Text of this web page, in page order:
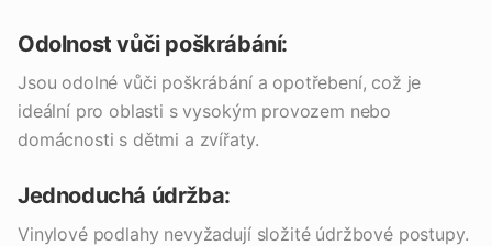
Odolnost vůči poškrábání:
Jsou odolné vůči poškrábání a opotřebení, což je
ideální pro oblasti s vysokým provozem nebo
domácnosti s dětmi a zvířaty.
Jednoduchá údržba:
Vinylové podlahy nevyžadují složité údržbové postupy.